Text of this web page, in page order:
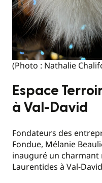
(Photo : Nathalie
Espace
à Val-David
Fondateurs des
Fondue, Mélanie
inauguré un charmant
Laurentides à Val-